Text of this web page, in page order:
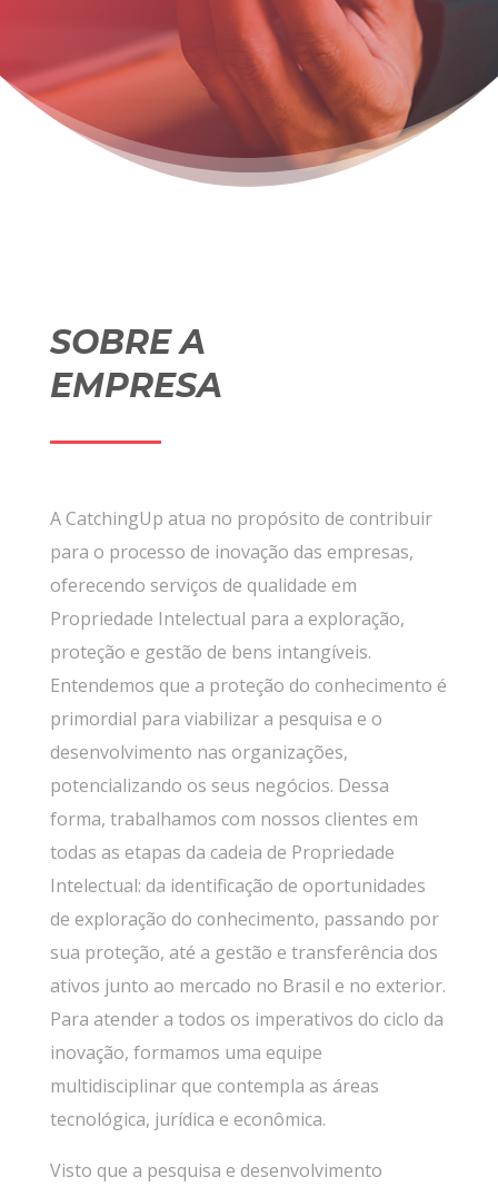
SOBRE A
EMPRESA
A CatchingUp atua no propósito de contribuir
para o processo de inovação das empresas,
oferecendo serviços de qualidade em
Propriedade Intelectual para a exploração,
proteção e gestão de bens intangíveis.
Entendemos que a proteção do conhecimento é
primordial para viabilizar a pesquisa e o
desenvolvimento nas organizações,
potencializando os seus negócios. Dessa
forma, trabalhamos com nossos clientes em
todas as etapas da cadeia de Propriedade
Intelectual: da identificação de oportunidades
de exploração do conhecimento, passando por
sua proteção, até a gestão e transferência dos
ativos junto ao mercado no Brasil e no exterior.
Para atender a todos os imperativos do ciclo da
inovação, formamos uma equipe
multidisciplinar que contempla as áreas
tecnológica, jurídica e econômica.
Visto que a pesquisa e desenvolvimento